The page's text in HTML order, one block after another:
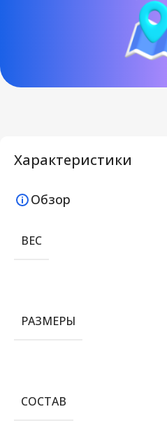
Характеристики
Обзор
ВЕС
РАЗМЕРЫ
СОСТАВ